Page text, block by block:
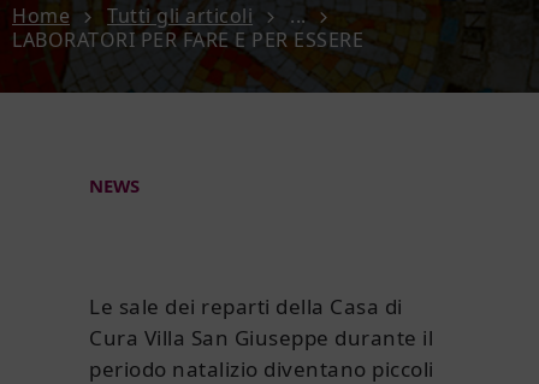
Home Tutti gli articoli
...
LABORATORI PER FARE E PER ESSERE
FORMAZIONE E RICERCA
NEWS
Le sale dei reparti della Casa di
Cura Villa San Giuseppe durante il
periodo natalizio diventano piccoli